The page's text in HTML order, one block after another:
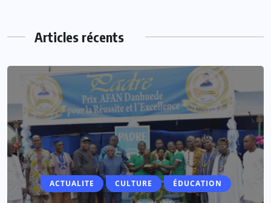
Articles récents
ACTUALITE CULTURE ÉDUCATION